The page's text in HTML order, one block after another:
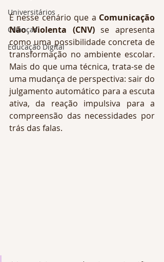
Universitários
Crianças
Educação Digital
É nesse cenário que a Comunicação
Não Violenta (CNV) se apresenta
como uma possibilidade concreta de
transformação no ambiente escolar.
Mais do que uma técnica, trata-se de
uma mudança de perspectiva: sair do
julgamento automático para a escuta
ativa, da reação impulsiva para a
compreensão das necessidades por
trás das falas.